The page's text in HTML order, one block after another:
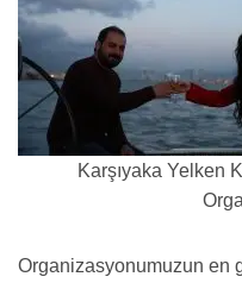
Karşıyaka Yelken
Organizasyonumuzun en